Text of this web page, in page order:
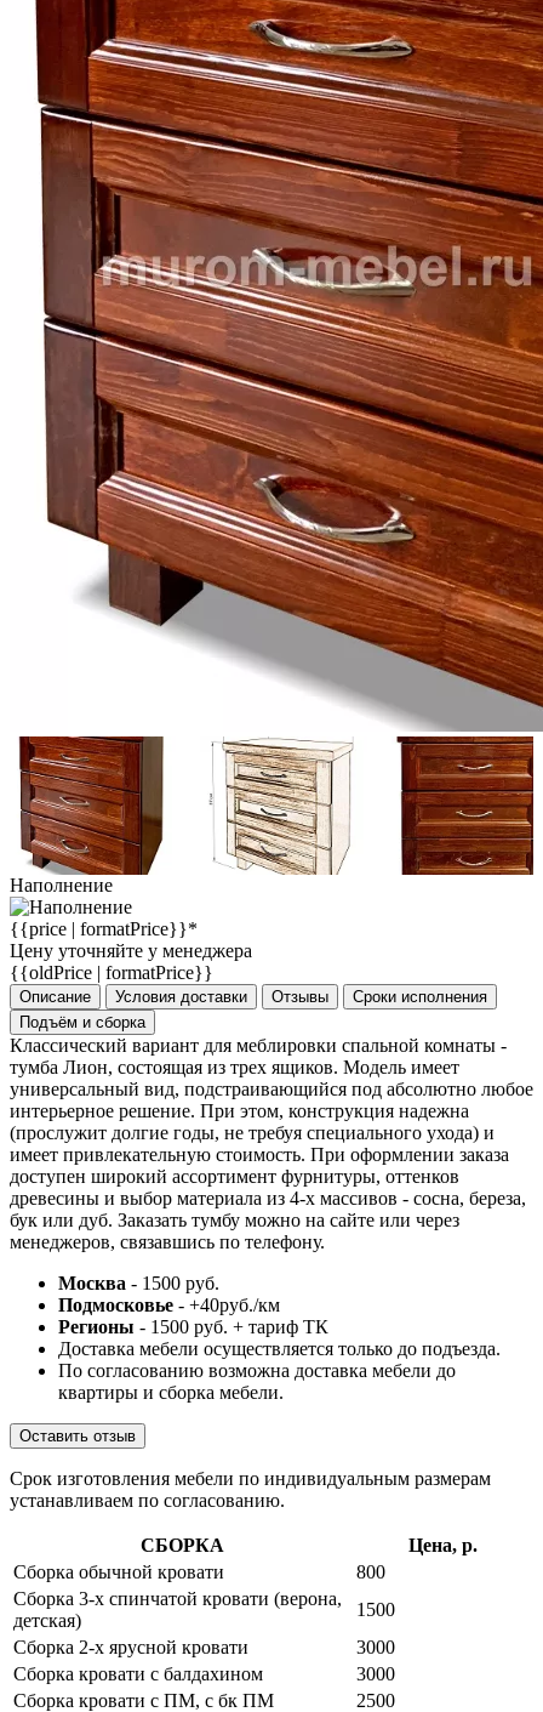
Наполнение
{{price | formatPrice}}*
Цену уточняйте у менеджера
{{oldPrice | formatPrice}}
Описание Условия доставки Отзывы
Сроки исполнения
Подъём и сборка
Классический вариант для меблировки спальной комнаты -
тумба Лион, состоящая из трех ящиков. Модель имеет
универсальный вид, подстраивающийся под абсолютно любое
интерьерное решение. При этом, конструкция надежна
(прослужит долгие годы, не требуя специального ухода) и
имеет привлекательную стоимость. При оформлении заказа
доступен широкий ассортимент фурнитуры, оттенков
древесины и выбор материала из 4-х массивов - сосна, береза,
бук или дуб. Заказать тумбу можно на сайте или через
менеджеров, связавшись по телефону.
Москва - 1500 руб.
Подмосковье - +40руб./км
Регионы - 1500 руб. + тариф ТК
Доставка мебели осуществляется только до подъезда.
По согласованию возможна доставка мебели до
квартиры и сборка мебели.
Оставить отзыв
Срок изготовления мебели по индивидуальным размерам
устанавливаем по согласованию.
СБОРКА
Цена, р.
Сборка обычной кровати
800
Сборка 3-х спинчатой кровати (верона,
детская)
1500
Сборка 2-х ярусной кровати
3000
Сборка кровати с балдахином
3000
Сборка кровати с ПМ, с бк ПМ
2500